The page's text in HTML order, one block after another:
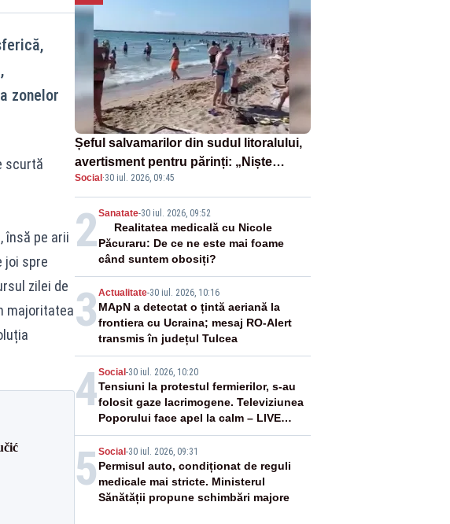
zonelor
scurtă
însă pe arii
joi spre
zilei de
majoritatea
Șeful salvamarilor din sudul litoralului,
avertisment pentru părinți: „Niște
cursuri de înot la piscină nu sunt
suficiente”
Social·30 iul. 2026, 09:45
2Sanatate-30 iul. 2026, 09:52
Realitatea medicală cu Nicole
Păcuraru: De ce ne este mai foame
când suntem obosiți?
3 Actualitate-30 iul. 2026, 10:16
MApN a detectat o țintă aeriană la
frontiera cu Ucraina; mesaj RO-Alert
transmis în județul Tulcea
4Social-30 iul. 2026, 10:20
Tensiuni la protestul fermierilor, s-au
folosit gaze lacrimogene. Televiziunea
Poporului face apel la calm – LIVE
TEXT
5 Social-30 iul. 2026, 09:31
Permisul auto, condiționat de reguli
medicale mai stricte. Ministerul
Sănătății propune schimbări majore